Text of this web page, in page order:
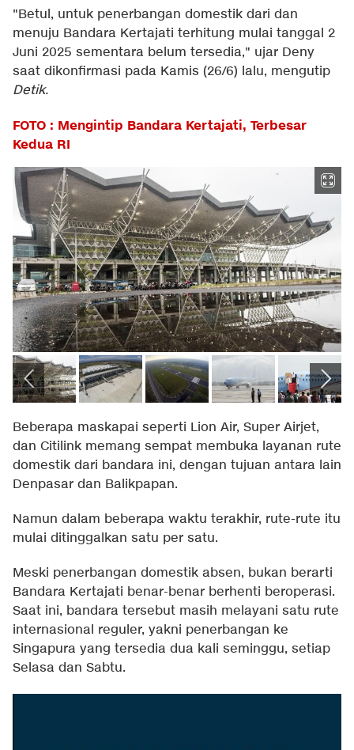
"Betul, untuk penerbangan domestik dari dan
menuju Bandara Kertajati terhitung mulai tanggal 2
Juni 2025 sementara belum tersedia," ujar Deny
saat dikonfirmasi pada Kamis (26/6) lalu, mengutip
Detik.
FOTO : Mengintip Bandara Kertajati, Terbesar
Kedua RI
Beberapa maskapai seperti Lion Air, Super Airjet,
dan Citilink memang sempat membuka layanan rute
domestik dari bandara ini, dengan tujuan antara lain
Denpasar dan Balikpapan.
Namun dalam beberapa waktu terakhir, rute-rute itu
mulai ditinggalkan satu per satu.
Meski penerbangan domestik absen, bukan berarti
Bandara Kertajati benar-benar berhenti beroperasi.
Saat ini, bandara tersebut masih melayani satu rute
internasional reguler, yakni penerbangan ke
Singapura yang tersedia dua kali seminggu, setiap
Selasa dan Sabtu.